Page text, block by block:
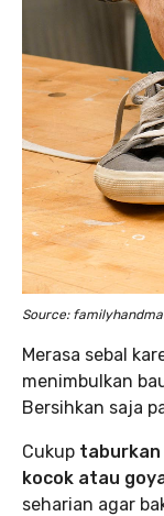
Source:
Merasa sebal
menimbulkan
Bersihkan saja
Cukup taburkan
kocok atau
seharian agar